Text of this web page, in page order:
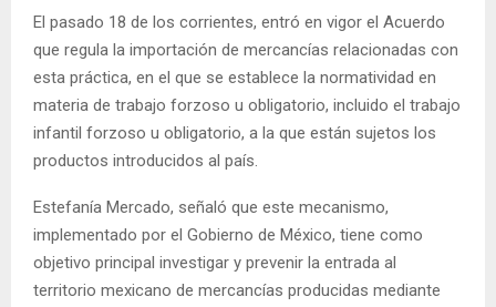
El pasado 18 de los corrientes, entró en vigor el Acuerdo
que regula la importación de mercancías relacionadas con
esta práctica, en el que se establece la normatividad en
materia de trabajo forzoso u obligatorio, incluido el trabajo
infantil forzoso u obligatorio, a la que están sujetos los
productos introducidos al país.
Estefanía Mercado, señaló que este mecanismo,
implementado por el Gobierno de México, tiene como
objetivo principal investigar y prevenir la entrada al
territorio mexicano de mercancías producidas mediante